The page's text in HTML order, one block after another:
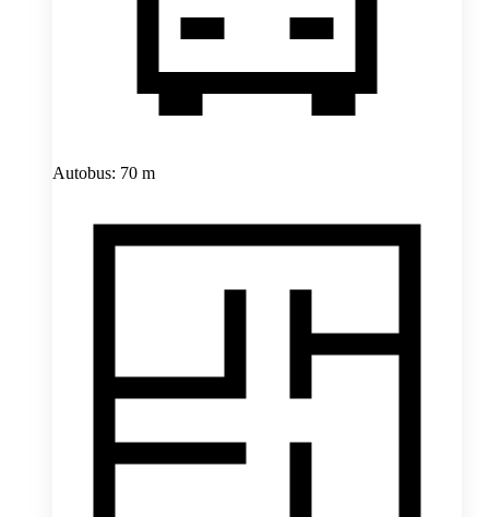
Autobus: 70 m